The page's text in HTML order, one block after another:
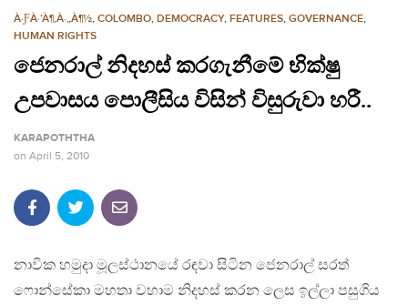
À·ƑÀ·’À¶‚À·„À¶½, COLOMBO, DEMOCRACY, FEATURES, GOVERNANCE,
HUMAN RIGHTS
ජෙනරාල් නිදහස් කරගැනීමේ භික්ෂු
උපවාසය පොලීසිය විසින් විසුරුවා හරී..
KARAPOTHTHA
on April 5, 2010
නාවික හමුදා මූලස්ථානයේ රඳවා සිටින ජෙනරාල් සරත්
ෆොන්සේකා මහතා වහාම නිදහස් කරන ලෙස ඉල්ලා පසුගිය